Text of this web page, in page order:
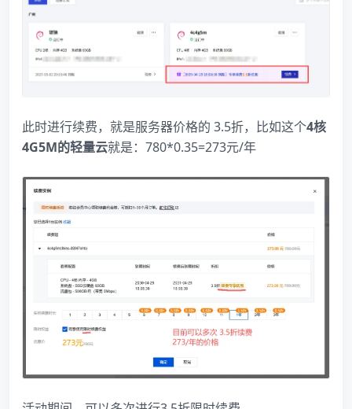
此时进行续费，就是服务器价格的 3.5折，比如这个4核
4G5M的轻量云就是：780*0.35=273元/年